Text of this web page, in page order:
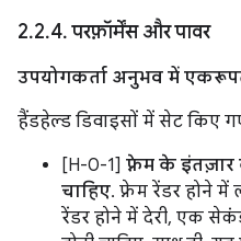
2.2.4.परफ़ॉर्मेंस और पावर
उपयोगकर्ता अनुभव में
हैंडहेल्ड डिवाइसों में सेट किए
[H-0-1] फ़्रेम के
चाहिए. फ़्रेम रेंडर होने
रेंडर होने में देरी, एक